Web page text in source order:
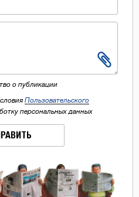
о публикации
Пользовательского
персональных данных